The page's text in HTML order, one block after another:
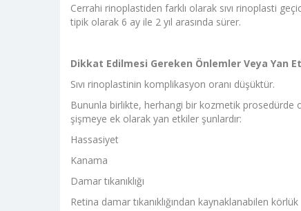
Cerrahi rinoplastiden farklı olarak sıvı rinoplasti
tipik olarak 6 ay ile 2 yıl arasında sürer.
Dikkat Edilmesi Gereken Önlemler Veya Yan
Sıvı rinoplastinin komplikasyon oranı düşüktür.
Bununla birlikte, herhangi bir kozmetik prosedürde
şişmeye ek olarak yan etkiler şunlardır:
Hassasiyet
Kanama
Damar tıkanıklığı
Retina damar tıkanıklığından kaynaklanabilen körlük